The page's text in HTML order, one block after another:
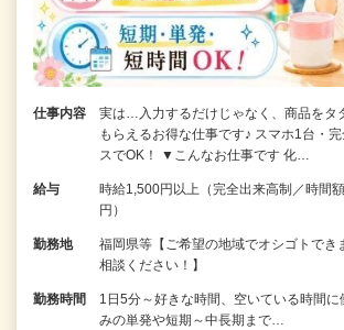
仕事内容
実は…入力するだけじゃなく、商品をタ
もらえるお得な仕事です♪ スマホ1台・
スでOK！ ▼こんなお仕事です 化…
給与
時給1,500円以上（完全出来高制／時間
円）
勤務地
福岡県等【ご希望の地域でオシゴトで
相談ください！】
勤務時間
1日5分～好きな時間、空いている時間
みの単発や短期～中長期まで…